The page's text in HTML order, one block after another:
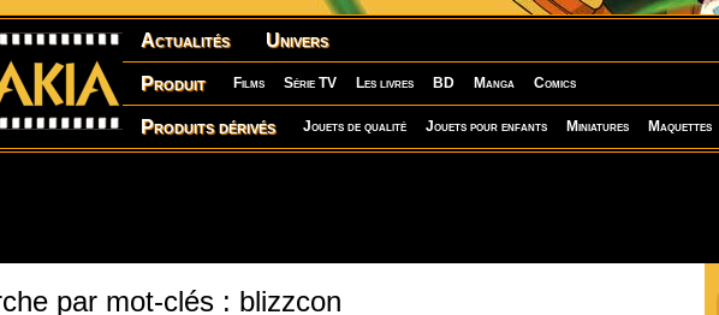
Actualités Univers
Produit Films Série TV Les livres BD Manga Comics
Produits dérivés Jouets de qualité Jouets pour enfants Miniatures Maquettes
par mot-clés : blizzcon